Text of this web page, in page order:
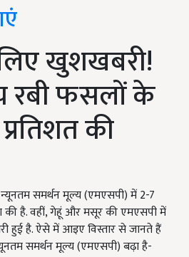
खुशखबरी!
रबी फसलों के
की
समर्थन मूल्य (एमएसपी) में 2-7
की है. वहीं, गेहूं और मसूर की एमएसपी में
हुई है. ऐसे में आइए विस्तार से जानते हैं
समर्थन मूल्य (एमएसपी) बढ़ा है-